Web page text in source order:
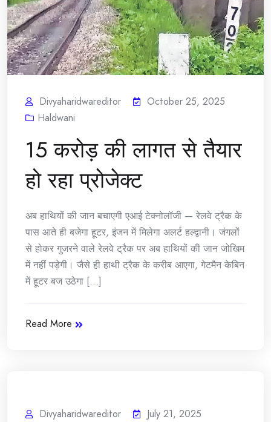
Divyaharidwareditor
October 25, 2025
Haldwani
15 करोड़ की लागत से तैयार
हो रहा प्रोजेक्ट
अब हाथियों की जान बचाएगी एआई टेक्नोलॉजी — रेलवे ट्रैक के
पास आते ही बजेगा हूटर, इंजन में मिलेगा अलर्ट हल्द्वानी। जंगलों
से होकर गुजरने वाले रेलवे ट्रैक पर अब हाथियों की जान जोखिम
में नहीं पड़ेगी। जैसे ही हाथी ट्रैक के करीब आएगा, गेटमैन केबिन
में हूटर बज उठेगा [...]
Read More
Divyaharidwareditor
July 21, 2025